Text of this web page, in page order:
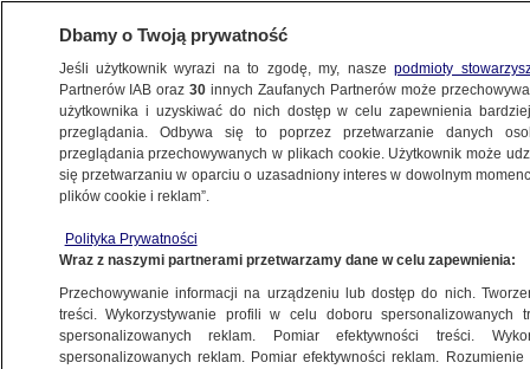
ŚWIAT
Markle. "Bezpieczny układ", by "uniknąć
niezręcznych obrazów"
4.06.2022, 17:37
Dbamy o Twoją prywatność
Jeśli użytkownik wyrazi na to zgodę, my, naszepodmioty
Partnerów IAB oraz30 innych Zaufanych Partnerów może
użytkownika i uzyskiwać do nich dostęp w celu zapewnienia
przeglądania. Odbywa się to poprzez przetwarzanie danych
przeglądania przechowywanych w plikach cookie. Użytkownik może
się przetwarzaniu w oparciu o uzasadniony interes w dowolnym
plików cookie i reklam”.
Polityka Prywatności
Wraz z naszymi partnerami przetwarzamy dane w celu zapewnienia:
Przechowywanie informacji na urządzeniu lub dostęp do nich.
treści. Wykorzystywanie profili w celu doboru spersonalizowanych
spersonalizowanych reklam. Pomiar efektywności treści.
spersonalizowanych reklam. Pomiar efektywności reklam.